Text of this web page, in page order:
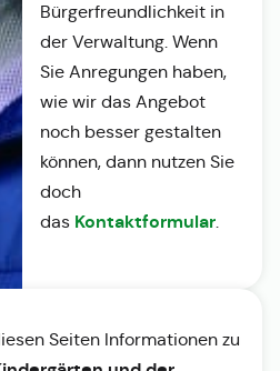
Bürgerfreundlichkeit in
der Verwaltung. Wenn
Sie Anregungen haben,
wie wir das Angebot
noch besser gestalten
können, dann nutzen Sie
doch
das Kontaktformular.
Seiten Informationen zu